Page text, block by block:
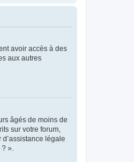
avoir accès à des
aux autres
âgés de moins de
sur votre forum,
légale
».